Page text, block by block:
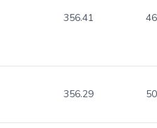
356.41
356.29